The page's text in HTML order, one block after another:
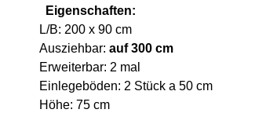
Eigenschaften:
L/B: 200 x 90 cm
Ausziehbar: auf 300 cm
Erweiterbar: 2 mal
Einlegeböden: 2 Stück a 50 cm
Höhe: 75 cm